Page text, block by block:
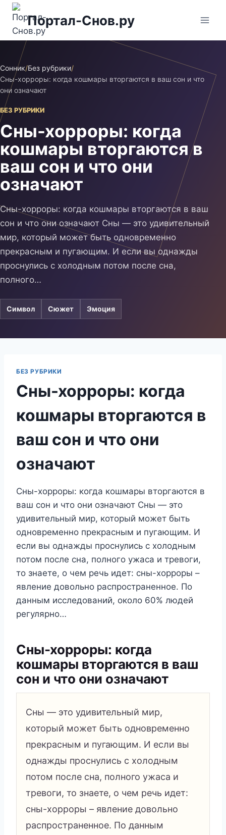
Перейти
содержимому
Портал-Снов.ру
Сонник/Без рубрики/
Сны-хорроры: когда кошмары вторгаются в ваш сон и что
они означают
БЕЗ РУБРИКИ
Сны-хорроры: когда
кошмары вторгаются в
ваш сон и что они
означают
Сны-хорроры: когда кошмары вторгаются в ваш
сон и что они означают Сны — это удивительный
мир, который может быть одновременно
прекрасным и пугающим. И если вы однажды
проснулись с холодным потом после сна,
полного…
Символ Сюжет Эмоция
БЕЗ РУБРИКИ
Сны-хорроры: когда
кошмары вторгаются в
ваш сон и что они
означают
Сны-хорроры: когда кошмары вторгаются в
ваш сон и что они означают Сны — это
удивительный мир, который может быть
одновременно прекрасным и пугающим. И
если вы однажды проснулись с холодным
потом после сна, полного ужаса и тревоги,
то знаете, о чем речь идет: сны-хорроры –
явление довольно распространенное. По
данным исследований, около 60% людей
регулярно…
Сны-хорроры: когда
кошмары вторгаются в ваш
сон и что они означают
Сны — это удивительный мир,
который может быть одновременно
прекрасным и пугающим. И если вы
однажды проснулись с холодным
потом после сна, полного ужаса и
тревоги, то знаете, о чем речь идет:
сны-хорроры – явление довольно
распространенное. По данным